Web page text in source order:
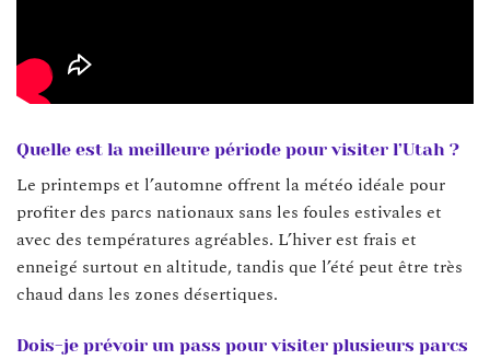
Quelle est la meilleure période pour visiter l’Utah ?
Le printemps et l’automne offrent la météo idéale pour
profiter des parcs nationaux sans les foules estivales et
avec des températures agréables. L’hiver est frais et
enneigé surtout en altitude, tandis que l’été peut être très
chaud dans les zones désertiques.
Dois-je prévoir un pass pour visiter plusieurs parcs